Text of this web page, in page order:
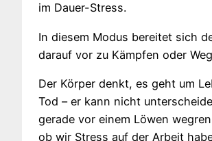
im Dauer-Stress.
In diesem Modus bereitet sich
darauf vor zu Kämpfen oder
Der Körper denkt, es geht um
Tod – er kann nicht
gerade vor einem Löwen
ob wir Stress auf der Arbeit